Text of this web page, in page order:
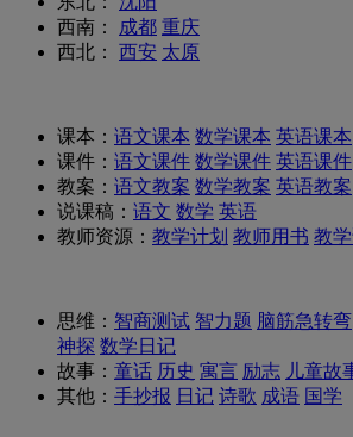
西南：
成都 重庆
西北：
西安 太原
课本： 语文课本 数学课本 英语课本
课件： 语文课件 数学课件 英语课件
教案： 语文教案 数学教案 英语教案
说课稿： 语文 数学 英语
教师资源： 教学计划 教师用书 教
思维： 智商测试 智力题 脑筋急转弯
神探 数学日记
故事： 童话 历史 寓言 励志 儿童故
其他： 手抄报 日记 诗歌 成语 国学